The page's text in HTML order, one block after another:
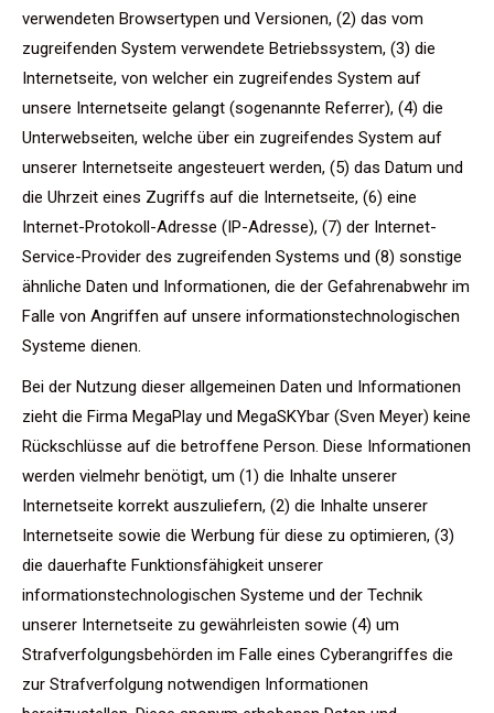
verwendeten Browsertypen und Versionen, (2) das vom
zugreifenden System verwendete Betriebssystem, (3) die
Internetseite, von welcher ein zugreifendes System auf
unsere Internetseite gelangt (sogenannte Referrer), (4) die
Unterwebseiten, welche über ein zugreifendes System auf
unserer Internetseite angesteuert werden, (5) das Datum und
die Uhrzeit eines Zugriffs auf die Internetseite, (6) eine
Internet-Protokoll-Adresse (IP-Adresse), (7) der Internet-
Service-Provider des zugreifenden Systems und (8) sonstige
ähnliche Daten und Informationen, die der Gefahrenabwehr im
Falle von Angriffen auf unsere informationstechnologischen
Systeme dienen.
Bei der Nutzung dieser allgemeinen Daten und Informationen
zieht die Firma MegaPlay und MegaSKYbar (Sven Meyer) keine
Rückschlüsse auf die betroffene Person. Diese Informationen
werden vielmehr benötigt, um (1) die Inhalte unserer
Internetseite korrekt auszuliefern, (2) die Inhalte unserer
Internetseite sowie die Werbung für diese zu optimieren, (3)
die dauerhafte Funktionsfähigkeit unserer
informationstechnologischen Systeme und der Technik
unserer Internetseite zu gewährleisten sowie (4) um
Strafverfolgungsbehörden im Falle eines Cyberangriffes die
zur Strafverfolgung notwendigen Informationen